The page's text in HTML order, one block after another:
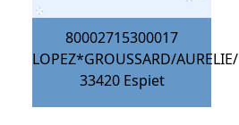
80002715300017
LOPEZ*GROUSSARD/AURELIE/
33420 Espiet